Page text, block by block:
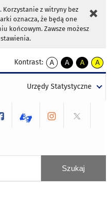
. Korzystanie z witryny bez
oznacza, że będą one
końcowym. Zawsze możesz
Kontrast:
A
kontrast
A
kontrast
tekst
czarnym
A
kontrast
tekst
czarnym
A
tekst
żółtym
Urzędy Statystyczne